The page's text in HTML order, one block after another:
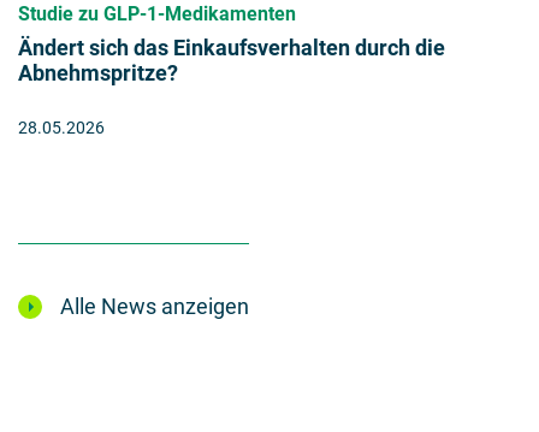
Studie zu GLP-1-Medikamenten
Ändert sich das Einkaufsverhalten durch die
Abnehmspritze?
28.05.2026
Alle News anzeigen